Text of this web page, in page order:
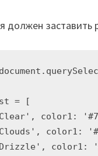
должен заставить
= [
color1:
color1:
color1: